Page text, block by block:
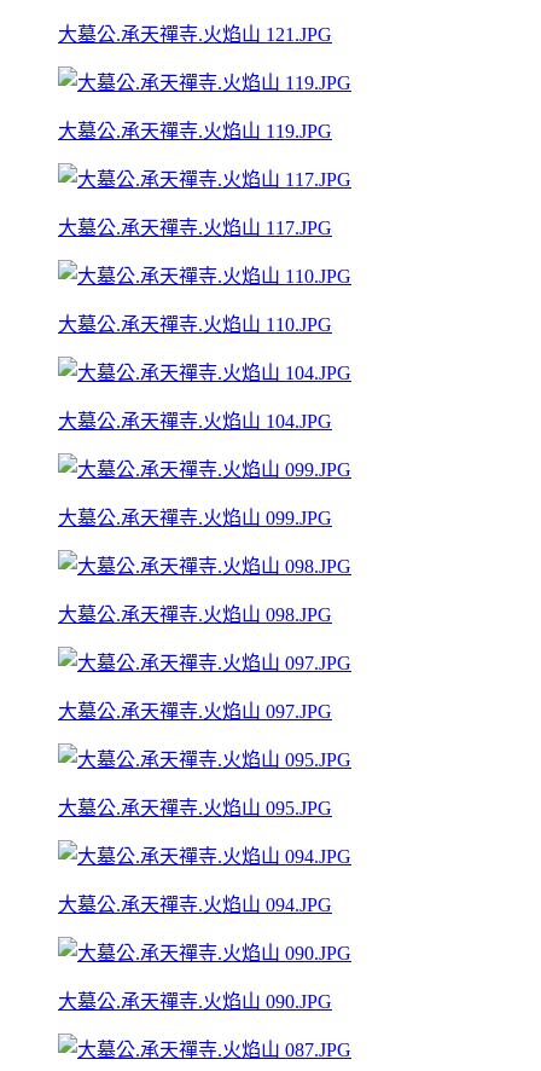
大墓公.承天禪寺.火焰山 121.JPG
大墓公.承天禪寺.火焰山 119.JPG
大墓公.承天禪寺.火焰山 117.JPG
大墓公.承天禪寺.火焰山 110.JPG
大墓公.承天禪寺.火焰山 104.JPG
大墓公.承天禪寺.火焰山 099.JPG
大墓公.承天禪寺.火焰山 098.JPG
大墓公.承天禪寺.火焰山 097.JPG
大墓公.承天禪寺.火焰山 095.JPG
大墓公.承天禪寺.火焰山 094.JPG
大墓公.承天禪寺.火焰山 090.JPG